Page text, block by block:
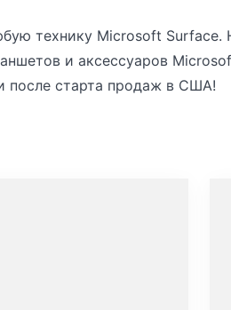
технику Microsoft Surface.
и аксессуаров
после старта продаж в США!